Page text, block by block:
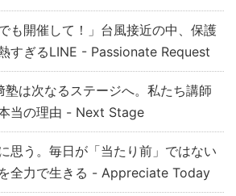
も開催して！」台風接近の中、保護
すぎるLINE - Passionate Request
塾は次なるステージへ。私たち講師
当の理由 - Next Stage
思う。毎日が「当たり前」ではない
全力で生きる - Appreciate Today